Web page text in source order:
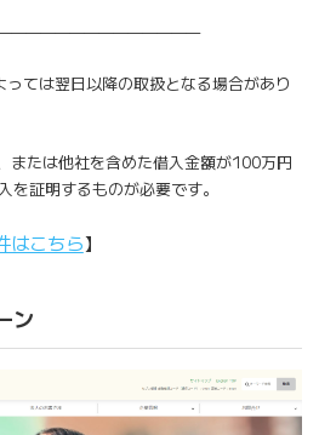
ては翌日以降の取扱となる場合があり
たは他社を含めた借入金額が100万円
を証明するものが必要です。
はこちら】
ン